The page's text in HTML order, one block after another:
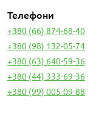
Телефони
+380 (66) 874-68-40
+380 (98) 132-05-74
+380 (63) 640-59-36
+380 (44) 333-69-36
+380 (99) 005-09-88